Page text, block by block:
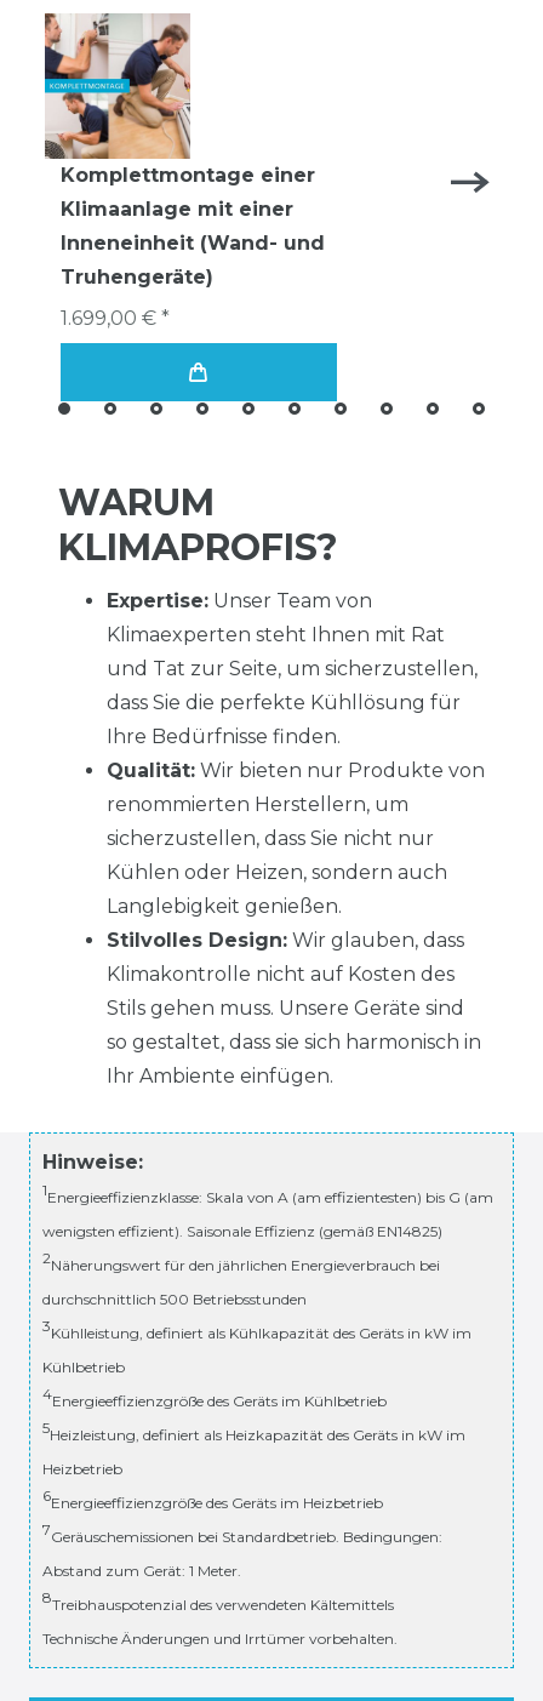
Komplettmontage einer
Klimaanlage mit einer
Inneneinheit (Wand- und
Truhengeräte)
1.699,00 € *
WARUM
KLIMAPROFIS?
Expertise: Unser Team von
Klimaexperten steht Ihnen mit Rat
und Tat zur Seite, um sicherzustellen,
dass Sie die perfekte Kühllösung für
Ihre Bedürfnisse finden.
Qualität: Wir bieten nur Produkte von
renommierten Herstellern, um
sicherzustellen, dass Sie nicht nur
Kühlen oder Heizen, sondern auch
Langlebigkeit genießen.
Stilvolles Design: Wir glauben, dass
Klimakontrolle nicht auf Kosten des
Stils gehen muss. Unsere Geräte sind
so gestaltet, dass sie sich harmonisch in
Ihr Ambiente einfügen.
Hinweise:
1Energieeffizienzklasse: Skala von A (am effizientesten) bis G (am
wenigsten effizient). Saisonale Effizienz (gemäß EN14825)
2Näherungswert für den jährlichen Energieverbrauch bei
durchschnittlich 500 Betriebsstunden
3Kühlleistung, definiert als Kühlkapazität des Geräts in kW im
Kühlbetrieb
4Energieeffizienzgröße des Geräts im Kühlbetrieb
5Heizleistung, definiert als Heizkapazität des Geräts in kW im
Heizbetrieb
6Energieeffizienzgröße des Geräts im Heizbetrieb
7Geräuschemissionen bei Standardbetrieb. Bedingungen:
Abstand zum Gerät: 1 Meter.
8Treibhauspotenzial des verwendeten Kältemittels
Technische Änderungen und Irrtümer vorbehalten.